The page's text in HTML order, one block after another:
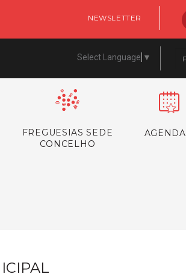
NEWSLETTER
Select Language ▼
FREGUESIAS SEDE
CONCELHO
AGENDA